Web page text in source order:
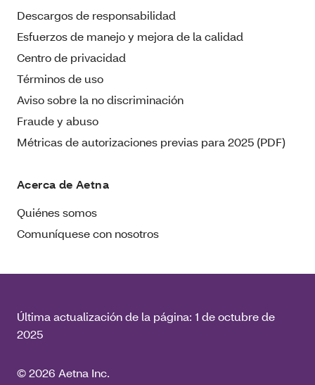
Descargos de responsabilidad
Esfuerzos de manejo y mejora de la calidad
Centro de privacidad
Términos de uso
Aviso sobre la no discriminación
Fraude y abuso
Métricas de autorizaciones previas para 2025 (PDF)
Acerca de Aetna
Quiénes somos
Comuníquese con nosotros
Última actualización de la página: 1 de octubre de
2025
© 2026 Aetna Inc.